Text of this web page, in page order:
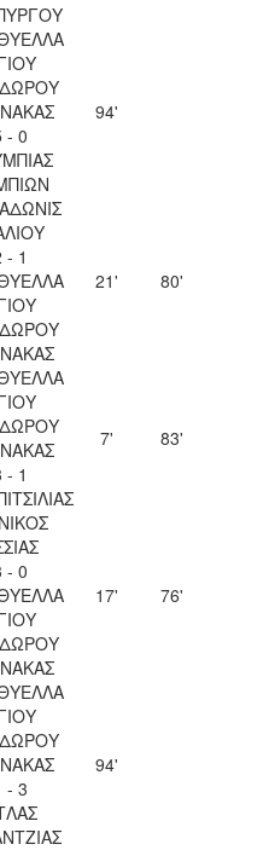
- 0
94'
- 1
21' 80'
- 1
7' 83'
- 0
17' 76'
- 3
94'